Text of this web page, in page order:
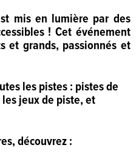
mis en lumière par des
! Cet événement
et grands, passionnés et
les pistes : pistes de
jeux de piste, et
découvrez :